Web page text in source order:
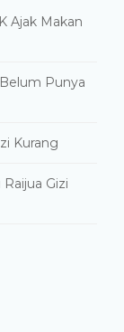
Ajak Makan
Punya
Kurang
Gizi